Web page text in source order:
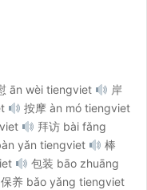
ān wèi tiengviet
岸
按摩 àn mó tiengviet
拜访 bài fǎng
yǎn tiengviet
棒
包装 bāo zhuāng
保养 bǎo yǎng tiengviet